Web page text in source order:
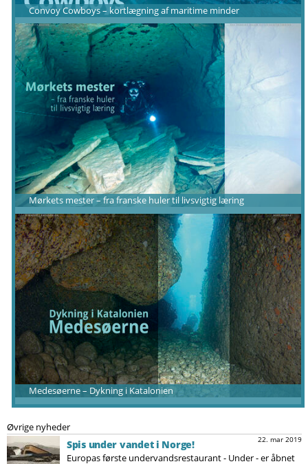
Convoy Cowboys – kortlægning af maritime minder
Mørkets mester – fra franske huler til livsvigtig læring
Medesøerne – Dykning i Katalonien
Øvrige nyheder
22. mar 2019
Spis under vandet i Norge!
Europas første undervandsrestaurant - Under - er åbnet